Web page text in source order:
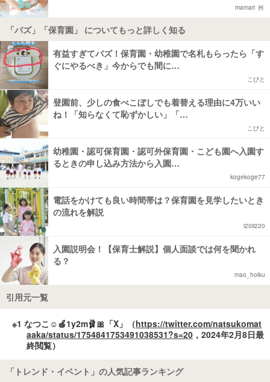
mamari
「バズ」「保育園」 についてもっと詳しく知る
有益すぎてバズ！保育園・幼稚園で名札もらったら「す
ぐにやるべき」今からでも間に…
こびと
登園前、少しの食べこぼしでも着替える理由に4万いい
ね！「知らなくて恥ずかしい」「…
こびと
幼稚園・認可保育園・認可外保育園・こども園へ入園す
るときの申し込み方法から入園…
kogekoge77
電話をかけても良い時間帯は？保育園を見学したいとき
の流れを解説
i20ii220
入園説明会！【保育士解説】個人面談では何を聞かれ
る？
mao_hoiku
引用元一覧
※1 なつこ☺︎︎︎︎🍎1y2m🩰🎀「X」（https://twitter.com/natsukomat
aaka/status/1754841753491038531?s=20 ，2024年2月8日最
終閲覧）
「トレンド・イベント」の人気記事ランキング